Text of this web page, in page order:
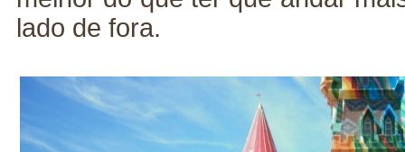
lado de fora.